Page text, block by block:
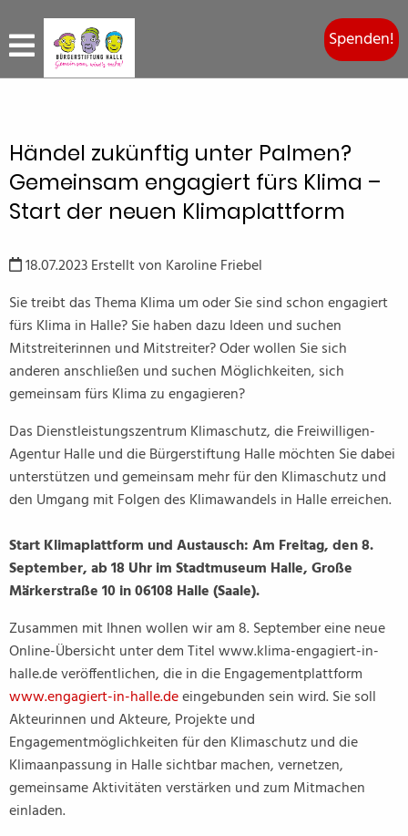
Spenden!
Händel zukünftig unter Palmen?
Gemeinsam engagiert fürs Klima –
Start der neuen Klimaplattform
18.07.2023Erstellt von Karoline Friebel
Sie treibt das Thema Klima um oder Sie sind schon engagiert
fürs Klima in Halle? Sie haben dazu Ideen und suchen
Mitstreiterinnen und Mitstreiter? Oder wollen Sie sich
anderen anschließen und suchen Möglichkeiten, sich
gemeinsam fürs Klima zu engagieren?
Das Dienstleistungszentrum Klimaschutz, die Freiwilligen-
Agentur Halle und die Bürgerstiftung Halle möchten Sie dabei
unterstützen und gemeinsam mehr für den Klimaschutz und
den Umgang mit Folgen des Klimawandels in Halle erreichen.
Start Klimaplattform und Austausch: Am Freitag, den 8.
September, ab 18 Uhr im Stadtmuseum Halle, Große
Märkerstraße 10 in 06108 Halle (Saale).
Zusammen mit Ihnen wollen wir am 8. September eine neue
Online-Übersicht unter dem Titel www.klima-engagiert-in-
halle.de veröffentlichen, die in die Engagementplattform
www.engagiert-in-halle.deeingebunden sein wird. Sie soll
Akteurinnen und Akteure, Projekte und
Engagementmöglichkeiten für den Klimaschutz und die
Klimaanpassung in Halle sichtbar machen, vernetzen,
gemeinsame Aktivitäten verstärken und zum Mitmachen
einladen.